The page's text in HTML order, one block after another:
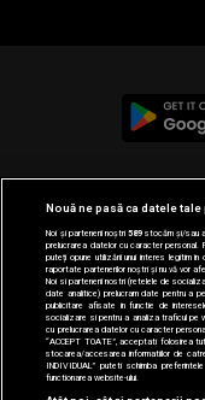
© 2019-2026
Nouă ne pasă ca datele
Noi și partenerii noștri589stocăm și/sau
prelucrarea datelor cu caracter
puteți opune utilizării unui interes legitim
raportate partenerilor noștri și nu vă vor
Noi si partenerii nostri (retelele de
date analitice) prelucram date pentru a
publicitare afisate in functie de
socializare si pentru a analiza traficul pe
cu prelucrarea datelor cu caracter
“ACCEPT TOATE”, acceptati folosirea
stocarea/accesarea informatiilor de
INDIVIDUAL” puteti schimba
functionarea website-ului.